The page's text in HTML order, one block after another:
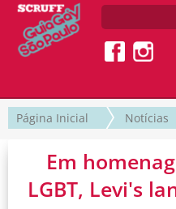
Página Inicial Notícias
Em
LGBT, Levi's